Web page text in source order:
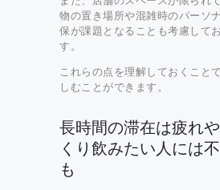
物の置き場所や混雑時のパーソ
保が課題となることも考慮して
す。
これらの点を理解しておくこと
しむことができます。
長時間の滞在は疲れ
くり飲みたい人には
も